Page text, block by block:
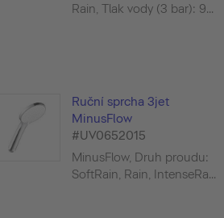
Rain, Tlak vody (3 bar): 9...
Ruční sprcha 3jet
MinusFlow
#UV0652015
MinusFlow, Druh proudu:
SoftRain, Rain, IntenseRa...